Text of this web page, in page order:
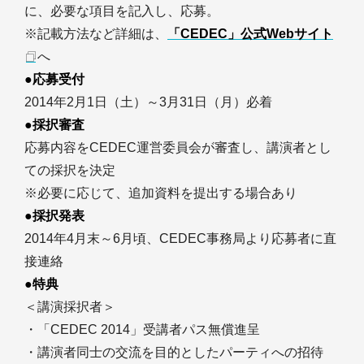
に、必要な項目を記入し、応募。
※記載方法など詳細は、
「CEDEC」公式Webサイト
へ
●応募受付
2014年2月1日（土）～3月31日（月）必着
●採択審査
応募内容をCEDEC運営委員会が審査し、講演者とし
ての採択を決定
※必要に応じて、追加資料を提出する場合あり
●採択発表
2014年4月末～6月頃、CEDEC事務局より応募者に直
接連絡
●特典
＜講演採択者＞
・「CEDEC 2014」受講者パス無償進呈
・講演者同士の交流を目的としたパーティへの招待